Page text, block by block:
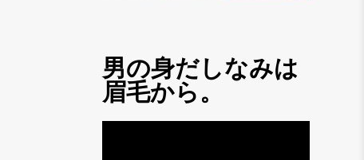
男の身だしなみは
眉毛から。